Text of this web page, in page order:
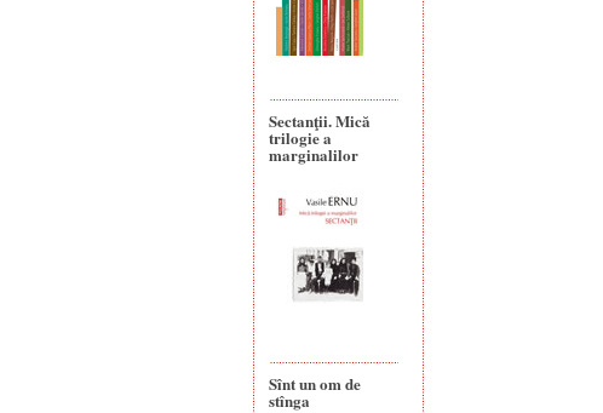
Sectanţii. Mică
trilogie a
marginalilor
Sînt un om de
stînga